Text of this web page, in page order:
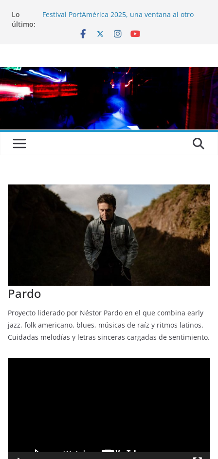
Lo
último:
Festival PortAmérica 2025, una ventana al otro
El Atlantic Fest 2025 propone un menú musical
Entrevista a RUMIA
Entrevista a mariagrep
Pardo
Proyecto liderado por Néstor Pardo en el que combina early
jazz, folk americano, blues, músicas de raíz y ritmos latinos.
Cuidadas melodías y letras sinceras cargadas de sentimiento.